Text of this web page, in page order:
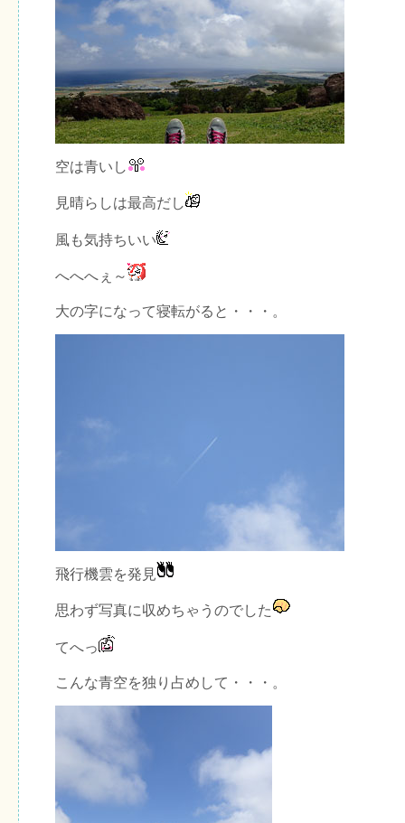
空は青いし
見晴らしは最高だし
風も気持ちいい
へへへぇ～
大の字になって寝転がると・・・。
飛行機雲を発見
思わず写真に収めちゃうのでした
てへっ
こんな青空を独り占めして・・・。